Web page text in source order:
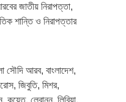
জাতীয় নিরাপত্তা,
শান্তি ও নিরাপত্তার
সৌদি আরব, বাংলাদেশ,
জিবুতি, মিশর,
কুয়েত, লেবানন, লিবিয়া,